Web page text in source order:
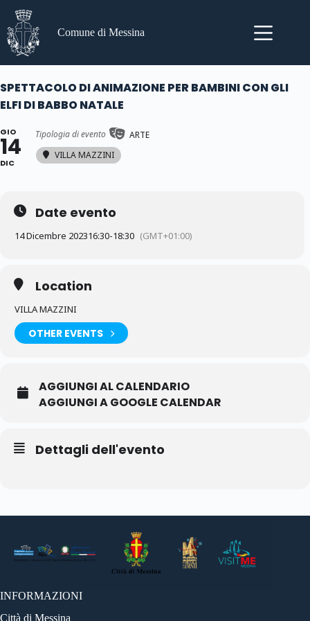
contenuto
Comune di Messina
SPETTACOLO DI ANIMAZIONE PER BAMBINI CON GLI
ELFI DI BABBO NATALE
GIO
14
DIC
Tipologia di evento
ARTE
VILLA MAZZINI
Date evento
14 Dicembre 202316:30-18:30 (GMT+01:00)
Location
VILLA MAZZINI
OTHER EVENTS
AGGIUNGI AL CALENDARIO
AGGIUNGI A GOOGLE CALENDAR
Dettagli dell'evento
INFORMAZIONI
Città di Messina